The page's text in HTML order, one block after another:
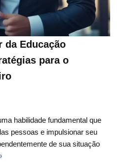
da Educação
para o
habilidade fundamental que
pessoas e impulsionar seu
de sua situação